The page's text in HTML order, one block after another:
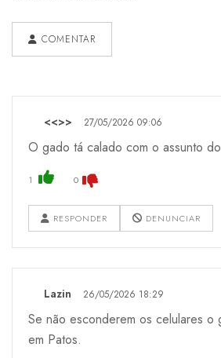
COMENTAR
<<>> 27/05/2026 09:06
O gado tá calado com o assunto
1 0
RESPONDER DENUNCIAR
Lazin 26/05/2026 18:29
Se não esconderem os celulares o
em Patos.